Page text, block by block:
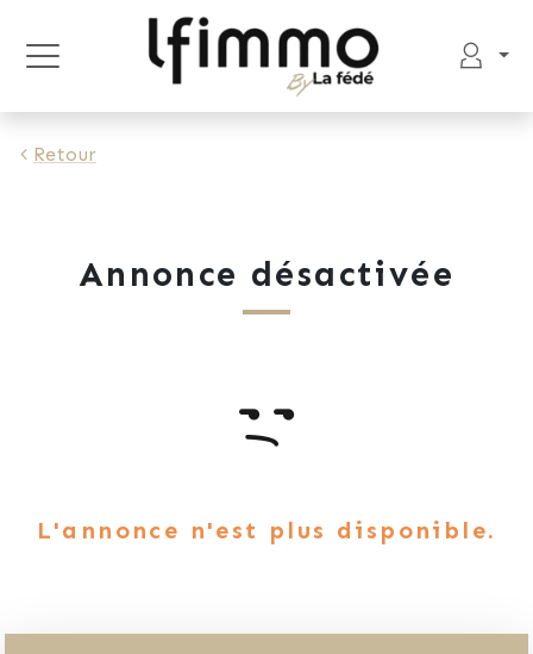
Retour
Annonce désactivée
L'annonce n'est plus disponible.